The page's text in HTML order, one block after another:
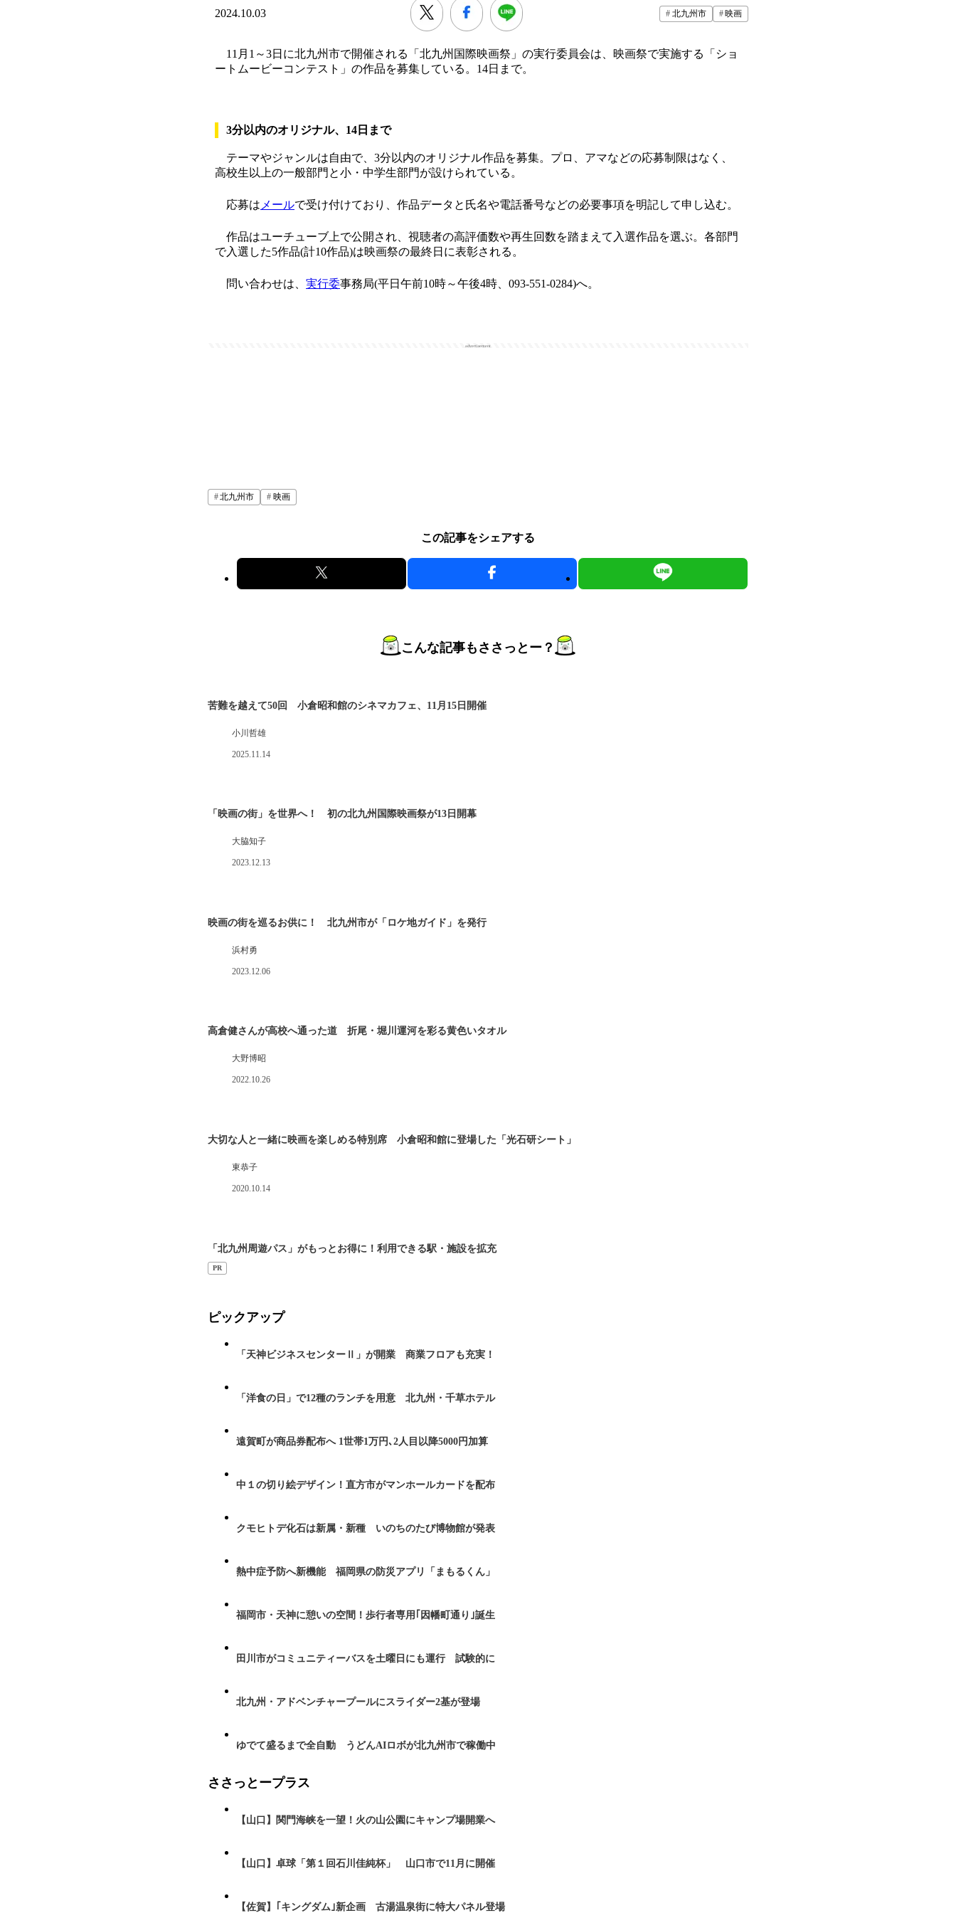
2024.10.03 北九州市 映画
11月1～3日に北九州市で開催される「北九州国際映画祭」の実行委員会は、映画祭で実施する「ショ
ートムービーコンテスト」の作品を募集している。14日まで。
3分以内のオリジナル、14日まで
テーマやジャンルは自由で、3分以内のオリジナル作品を募集。プロ、アマなどの応募制限はなく、
高校生以上の一般部門と小・中学生部門が設けられている。
応募は メールで受け付けており、作品データと氏名や電話番号などの必要事項を明記して申し込む。
作品はユーチューブ上で公開され、視聴者の高評価数や再生回数を踏まえて入選作品を選ぶ。各部門
で入選した5作品(計10作品)は映画祭の最終日に表彰される。
問い合わせは、 実行委事務局(平日午前10時～午後4時、093-551-0284)へ。
advertisement
北九州市 映画
この記事をシェアする
こんな記事もささっとー？
苦難を越えて50回 小倉昭和館のシネマカフェ、11月15日開催
小川哲雄
2025.11.14
「映画の街」を世界へ！ 初の北九州国際映画祭が13日開幕
大脇知子
2023.12.13
映画の街を巡るお供に！ 北九州市が「ロケ地ガイド」を発行
浜村勇
2023.12.06
高倉健さんが高校へ通った道 折尾・堀川運河を彩る黄色いタオル
大野博昭
2022.10.26
大切な人と一緒に映画を楽しめる特別席 小倉昭和館に登場した「光石研シート」
東恭子
2020.10.14
「北九州周遊パス」がもっとお得に！利用できる駅・施設を拡充
PR
ピックアップ
「天神ビジネスセンターⅡ」が開業 商業フロアも充実！
「洋食の日」で12種のランチを用意 北九州・千草ホテル
遠賀町が商品券配布へ 1世帯1万円､2人目以降5000円加算
中１の切り絵デザイン！直方市がマンホールカードを配布
クモヒトデ化石は新属・新種 いのちのたび博物館が発表
熱中症予防へ新機能 福岡県の防災アプリ「まもるくん」
福岡市・天神に憩いの空間！歩行者専用｢因幡町通り｣誕生
田川市がコミュニティーバスを土曜日にも運行 試験的に
北九州・アドベンチャープールにスライダー2基が登場
ゆでて盛るまで全自動 うどんAIロボが北九州市で稼働中
ささっとープラス
【山口】関門海峡を一望！火の山公園にキャンプ場開業へ
【山口】卓球「第１回石川佳純杯」 山口市で11月に開催
【佐賀】｢キングダム｣新企画 古湯温泉街に特大パネル登場